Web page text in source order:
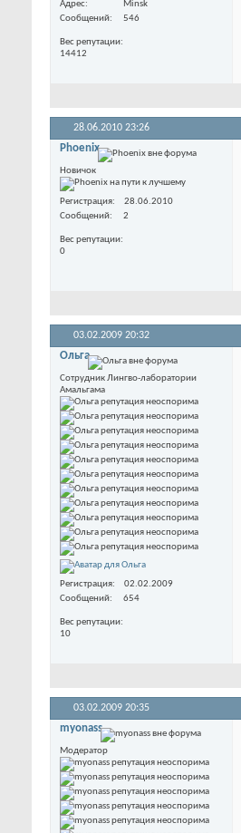
Адрес
Minsk
Сообщений
546
Вес репутации
14412
28.06.2010 23:26
Phoenix
Новичок
Регистрация
28.06.2010
Сообщений
2
Вес репутации
0
03.02.2009 20:32
Ольга
Сотрудник Лингво-лаборатории
Амальгама
Регистрация
02.02.2009
Сообщений
654
Вес репутации
10
03.02.2009 20:35
myonass
Модератор